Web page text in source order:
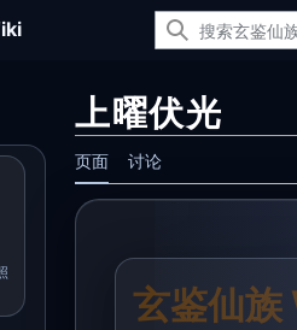
上曜伏光
页面 讨论
玄鉴仙